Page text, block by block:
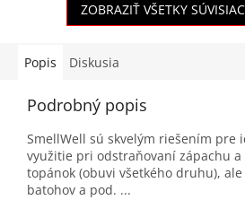
ZOBRAZIŤ VŠETKY
Popis Diskusia
Podrobný popis
SmellWell sú skvelým riešením pre
využitie pri odstraňovaní zápachu
topánok (obuvi všetkého druhu),
batohov a pod. ...